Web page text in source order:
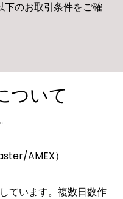
下のお取引条件をご確
ついて
AMEX）
ています。複数日数作